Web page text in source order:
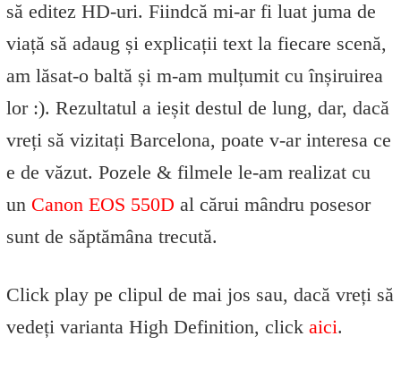
să editez HD-uri. Fiindcă mi-ar fi luat juma de
viață să adaug și explicații text la fiecare scenă,
am lăsat-o baltă și m-am mulțumit cu înșiruirea
lor :). Rezultatul a ieșit destul de lung, dar, dacă
vreți să vizitați Barcelona, poate v-ar interesa ce
e de văzut. Pozele & filmele le-am realizat cu
un Canon EOS 550D al cărui mândru posesor
sunt de săptămâna trecută.
Click play pe clipul de mai jos sau, dacă vreți să
vedeți varianta High Definition, click aici.